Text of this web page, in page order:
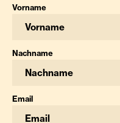
Vorname
Nachname
Email